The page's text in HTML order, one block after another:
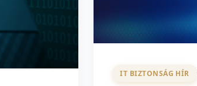
IT BIZTONSÁG HÍR